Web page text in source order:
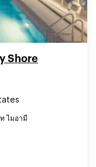
Shore
ไมอามี